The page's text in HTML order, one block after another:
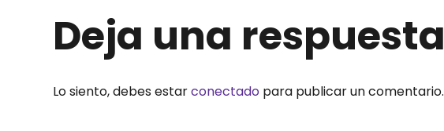
Deja una respuesta
Lo siento, debes estarconectado para publicar un comentario.